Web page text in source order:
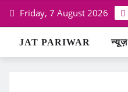
Skip
content
Friday, 7 August 2026
JAT PARIWAR न्यूज़